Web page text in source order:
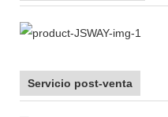
Servicio post-venta